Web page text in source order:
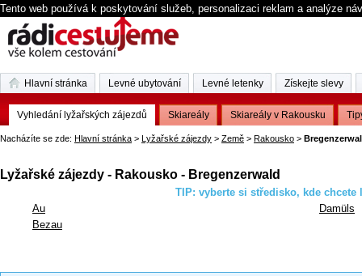
Tento web používá k poskytování služeb, personalizaci reklam a analýze
Nacházíte se zde: Hlavní stránka > Lyžařské zájezdy > Země > Rakousko >
Lyžařské zájezdy - Rakousko - Bregenzerwald
TIP: vyberte si středisko, kde chcete
Au
Bezau
Damüls
Hlavní stránka Levné ubytování Levné letenky Získejte slevy
Vyhledání lyžařských zájezdů Skiareály Skiareály v Rakousku